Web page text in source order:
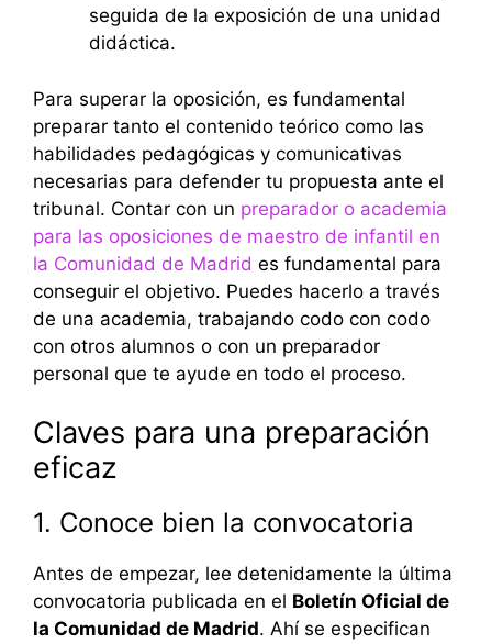
seguida de la exposición de una unidad
didáctica.
Para superar la oposición, es fundamental
preparar tanto el contenido teórico como las
habilidades pedagógicas y comunicativas
necesarias para defender tu propuesta ante el
tribunal. Contar con un preparador o academia
para las oposiciones de maestro de infantil en
la Comunidad de Madrid es fundamental para
conseguir el objetivo. Puedes hacerlo a través
de una academia, trabajando codo con codo
con otros alumnos o con un preparador
personal que te ayude en todo el proceso.
Claves para una preparación
eficaz
1. Conoce bien la convocatoria
Antes de empezar, lee detenidamente la última
convocatoria publicada en el Boletín Oficial de
la Comunidad de Madrid. Ahí se especifican